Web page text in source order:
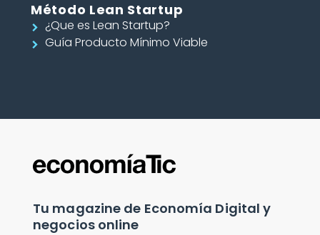
Método Lean Startup
¿Que es Lean Startup?
Guía Producto Mínimo Viable
Tu magazine de Economía Digital y
negocios online